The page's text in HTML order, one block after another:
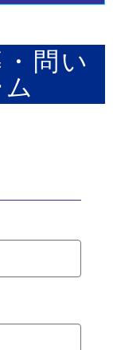
問い